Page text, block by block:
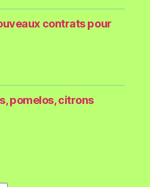
contrats pour
pomelos, citrons